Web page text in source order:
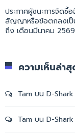
ประกาศผู้ชนะการจัดซื้
สัญญาหรือข้อตกลงเป็
ถึง เดือนมีนาคม
ความเห็นล่า
Tam บน D-Shark
Tam บน D-Shark